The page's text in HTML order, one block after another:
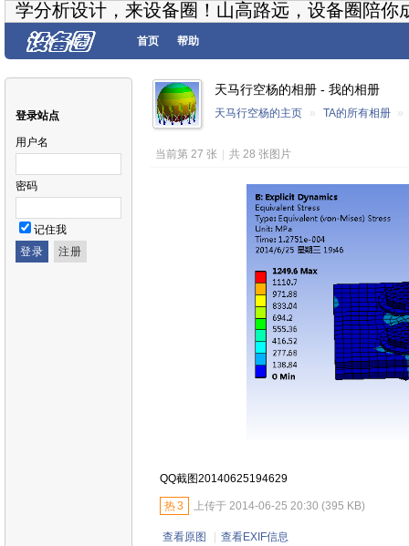
学分析设计，来设备圈！山高路远，设备圈陪你
首页 帮助
登录站点
用户名
密码
记住我
天马行空杨的相册 - 我的相册
天马行空杨的主页 » TA的所有相册 »
当前第 27 张 共 28 张图片
QQ截图20140625194629
热3 上传于 2014-06-25 20:30 (395 KB)
查看原图 | 查看EXIF信息